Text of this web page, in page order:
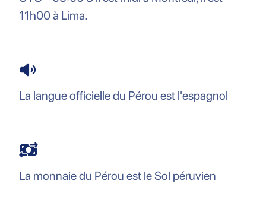
11h00 à Lima.
La langue officielle du Pérou est l'espagnol
La monnaie du Pérou est le Sol péruvien